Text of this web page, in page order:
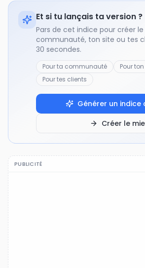
Et si tu lançais ta version ?
Pars de cet indice pour créer
communauté, ton site ou tes
30 secondes.
Pour ta communauté
Pour
Pour tes clients
Générer un indice
Créer le
PUBLICITÉ